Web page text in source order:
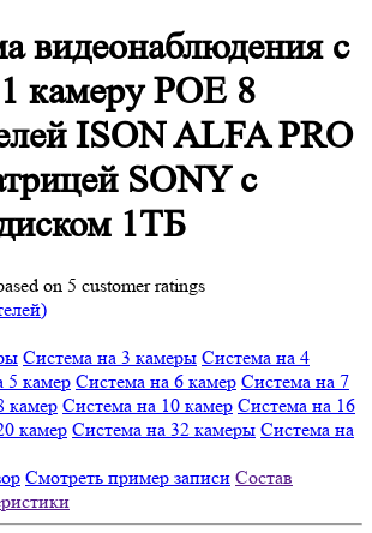
видеонаблюдения с
камеру POE 8
ISON ALFA PRO
SONY с
1ТБ
on 5 customer ratings
Система на 3 камеры Система на 4
5 камер Система на 6 камер Система на 7
камер Система на 10 камер Система на 16
камер Система на 32 камеры Система на
Смотреть пример записи Состав